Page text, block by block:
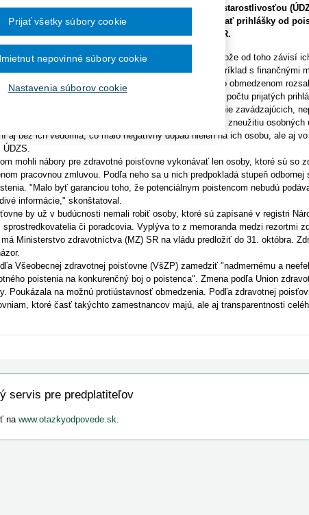
Ročník 2012
Ročník 2010
Ročník 2026
má podľa Úradu pre dohľad nad zdravotnou starostlivosťou
eliminovať možnosť zdravotných poisťovní preberať prihlášky od
či verejných podujatiach, reagoval úrad pre TASR.
chcú podľa úradu získať čo najviac prihlášok, pretože od toho závisí
poistencov formálne spolupracovali s osobami, napríklad s finančnými
pracovného pomeru uzavretého výlučne len v časovo obmedzenom
pričom výška odplaty bola bezprostredne závislá od počtu prijatých
tom využívajú aj nekalé praktiky, napríklad poskytovanie zavádzajúcich,
prihlášky či falšovanie podpisov. "Dochádzalo tiež k zneužitiu osobných
aj bez ich vedomia, čo malo negatívny dopad nielen na ich osobu, ale aj
ÚDZS.
mohli nábory pre zdravotné poisťovne vykonávať len osoby, ktoré sú so
pracovnou zmluvou. Podľa neho sa u nich predpokladá stupeň odbornej
"Malo byť garanciou toho, že potenciálnym poistencom nebudú
informácie," skonštatoval.
by už v budúcnosti nemali robiť osoby, ktoré sú zapísané v registri
či poradcovia. Vyplýva to z memoranda medzi rezortmi
Ministerstvo zdravotníctva (MZ) SR na vládu predložiť do 31. októbra.
Všeobecnej zdravotnej poisťovne (VšZP) zamedziť "nadmernému a
poistenia na konkurenčný boj o poistenca". Zmena podľa Union
Poukázala na možnú protiústavnosť obmedzenia. Podľa zdravotnej
ktoré časť takýchto zamestnancov majú, ale aj transparentnosti
servis pre predplatiteľov
na www.otazkyodpovede.sk.
Nastavenia súborov cookie
nepovinné súbory cookie
Prijať všetky súbory cookie